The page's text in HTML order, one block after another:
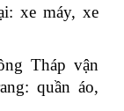
xe máy, xe
Tháp vận
quần áo,